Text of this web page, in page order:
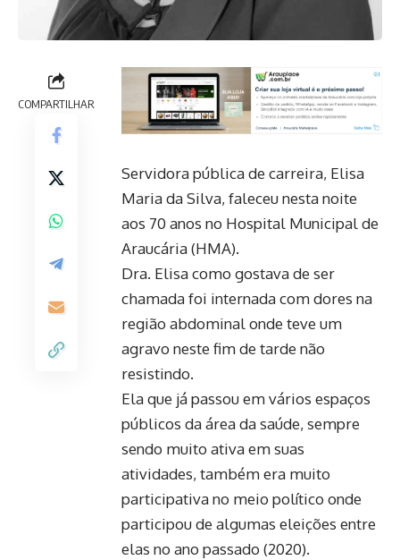
COMPARTILHAR
Servidora pública de carreira, Elisa
Maria da Silva, faleceu nesta noite
aos 70 anos no Hospital Municipal de
Araucária (HMA).
Dra. Elisa como gostava de ser
chamada foi internada com dores na
região abdominal onde teve um
agravo neste fim de tarde não
resistindo.
Ela que já passou em vários espaços
públicos da área da saúde, sempre
sendo muito ativa em suas
atividades, também era muito
participativa no meio político onde
participou de algumas eleições entre
elas no ano passado (2020).